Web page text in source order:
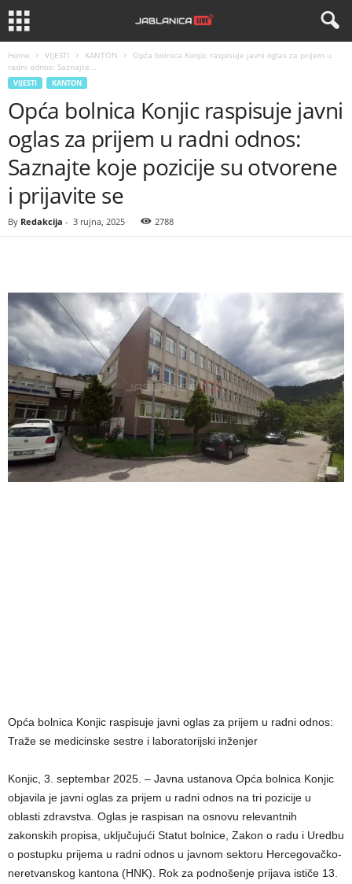
Home VIJESTI KANTON
Opća bolnica Konjic raspisuje javni oglas za prijem u
radni odnos: Saznajte...
VIJESTI KANTON
Opća bolnica Konjic raspisuje javni
oglas za prijem u radni odnos:
Saznajte koje pozicije su otvorene
i prijavite se
By Redakcija - 3 rujna, 2025 2788
Opća bolnica Konjic raspisuje javni oglas za prijem u radni odnos:
Traže se medicinske sestre i laboratorijski inženjer
Konjic, 3. septembar 2025. – Javna ustanova Opća bolnica Konjic
objavila je javni oglas za prijem u radni odnos na tri pozicije u
oblasti zdravstva. Oglas je raspisan na osnovu relevantnih
zakonskih propisa, uključujući Statut bolnice, Zakon o radu i Uredbu
o postupku prijema u radni odnos u javnom sektoru Hercegovačko-
neretvanskog kantona (HNK). Rok za podnošenje prijava ističe 13.